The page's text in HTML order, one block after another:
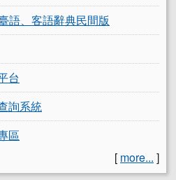
語、客語辭典民間版
台
詢系統
區
[ more... ]